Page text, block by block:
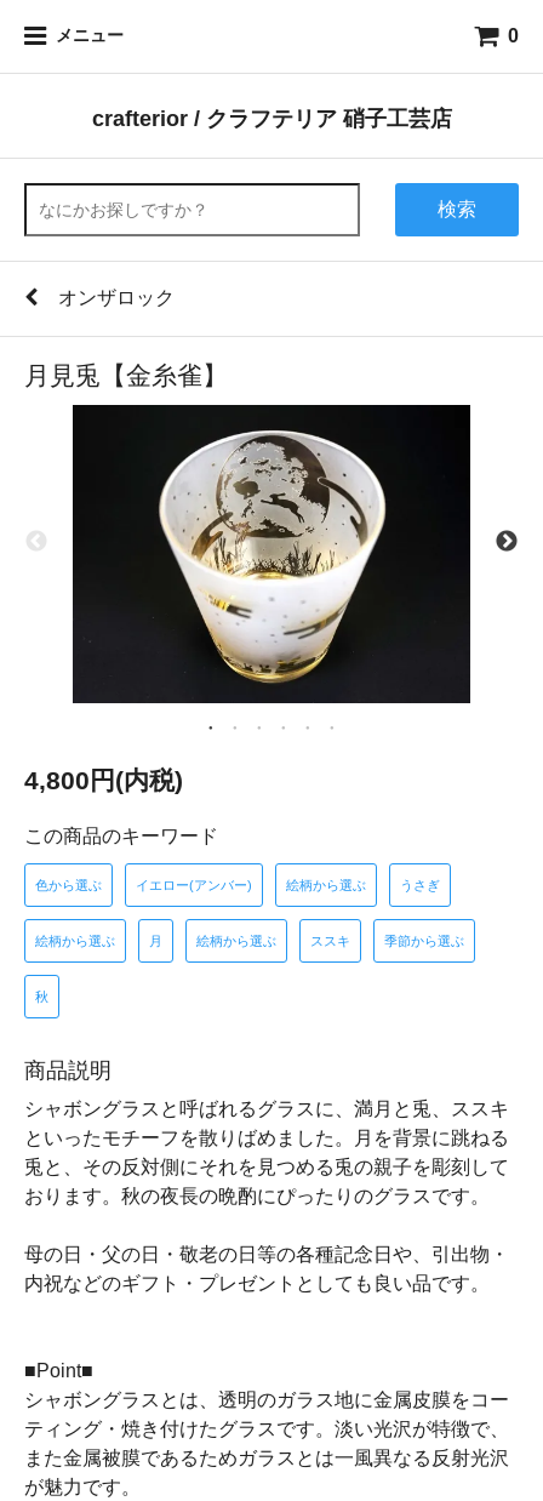
メニュー 0
crafterior / クラフテリア 硝子工芸店
検索
オンザロック
月見兎【金糸雀】
4,800円(内税)
この商品のキーワード
色から選ぶ イエロー(アンバー) 絵柄から選ぶ うさぎ
絵柄から選ぶ 月 絵柄から選ぶ ススキ 季節から選ぶ
秋
商品説明
シャボングラスと呼ばれるグラスに、満月と兎、ススキ
といったモチーフを散りばめました。月を背景に跳ねる
兎と、その反対側にそれを見つめる兎の親子を彫刻して
おります。秋の夜長の晩酌にぴったりのグラスです。
母の日・父の日・敬老の日等の各種記念日や、引出物・
内祝などのギフト・プレゼントとしても良い品です。
■Point■
シャボングラスとは、透明のガラス地に金属皮膜をコー
ティング・焼き付けたグラスです。淡い光沢が特徴で、
また金属被膜であるためガラスとは一風異なる反射光沢
が魅力です。